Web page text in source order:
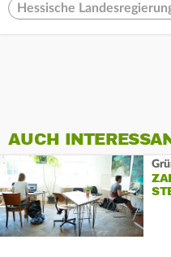
Hessische
AUCH